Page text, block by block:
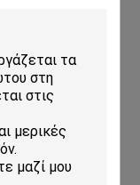
το
θερμότητας.
χώρες και